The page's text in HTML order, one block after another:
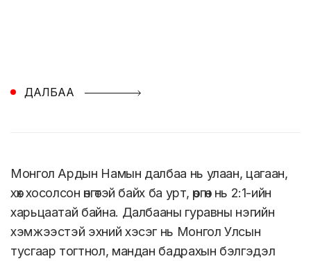
ДАЛБАА
Монгол Ардын Намын далбаа нь улаан, цагаан,
хөх хосолсон өнгөтэй байх ба урт, өргөн нь 2:1-ийн
харьцаатай байна. Далбааны гуравны нэгийн
хэмжээстэй эхний хэсэг нь Монгол Улсын
тусгаар тогтнол, мандан бадрахын бэлгэдэл